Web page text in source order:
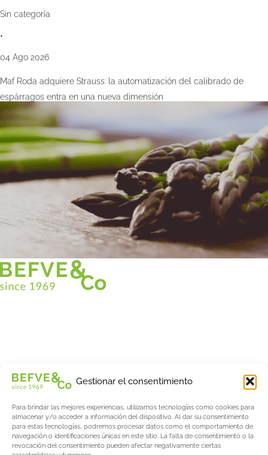
Gestionar el consentimiento
Para brindar las mejores experiencias, utilizamos tecnologías como cookies para
almacenar y/o acceder a información del dispositivo. Al dar su consentimiento
para estas tecnologías, podremos procesar datos como el comportamiento de
navegación o identificaciones únicas en este sitio. La falta de consentimiento o la
revocación del consentimiento pueden afectar negativamente ciertas
Sin categoría
•
04 Ago 2026
Maf Roda adquiere Strauss: la automatización del calibrado de
espárragos entra en una nueva dimensión
Befve & Co
Servicios
Fogonadura
Actualités & Evènements